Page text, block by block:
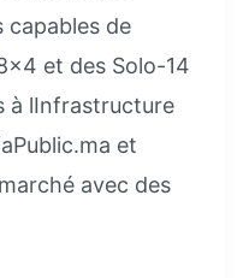
capables de
et des Solo-14
à lInfrastructure
et
avec des